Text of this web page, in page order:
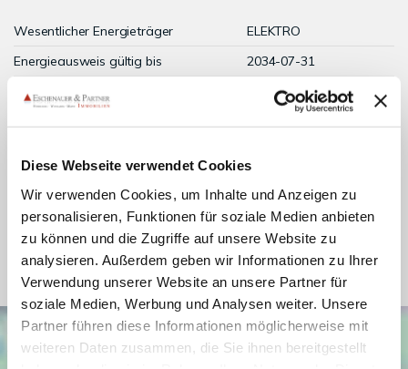
Diese Webseite verwendet Cookies
Wir verwenden Cookies, um Inhalte und Anzeigen zu
personalisieren, Funktionen für soziale Medien anbieten
zu können und die Zugriffe auf unsere Website zu
analysieren. Außerdem geben wir Informationen zu Ihrer
Verwendung unserer Website an unsere Partner für
soziale Medien, Werbung und Analysen weiter. Unsere
Partner führen diese Informationen möglicherweise mit
weiteren Daten zusammen, die Sie ihnen bereitgestellt
Wesentlicher Energieträger
ELEKTRO
Energieausweis gültig bis
2034-07-31
Energieausweis Jahrgang
ab dem 1.5.2014
Heizung
Ofenheizung
Befeuerung
Elektro